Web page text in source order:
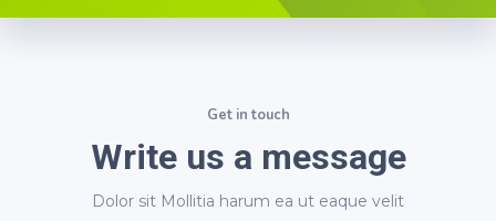
Get in touch
Write us a message
Dolor sit Mollitia harum ea ut eaque velit